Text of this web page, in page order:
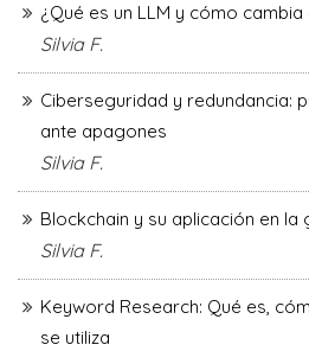
¿Qué es un LLM y cómo
Silvia F.
Ciberseguridad y redundancia:
ante apagones
Silvia F.
Blockchain y su aplicación en
Silvia F.
Keyword Research: Qué es,
se utiliza